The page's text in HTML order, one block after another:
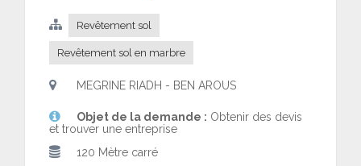
Revêtement sol
Revêtement sol en marbre
MEGRINE RIADH - BEN AROUS
Objet de la demande : Obtenir des devis
et trouver une entreprise
120 Mètre carré